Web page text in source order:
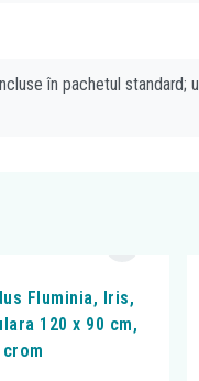
în pachetul
Fluminia, Iris,
120 x 90 cm,
crom